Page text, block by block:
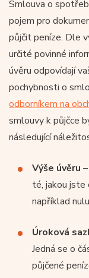
Smlouva o
pojem pro
půjčit peníze. Dle
určité povinné
úvěru odpovídají
pochybnosti o
odborníkem na
smlouvy k půjčce
následující
Výše úvěru
té, jakou jste
například
Úroková
Jedná se o
půjčené